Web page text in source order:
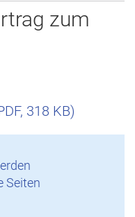
zum
318 KB)
Seiten